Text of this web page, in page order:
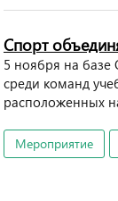
Спорт
5 ноября на
среди команд
расположенных
Мероприятие